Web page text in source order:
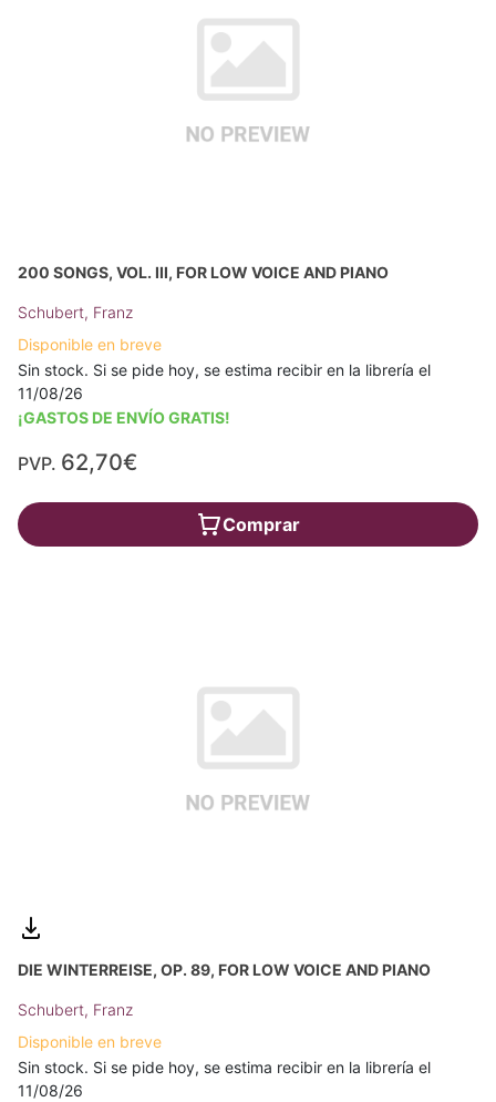
200 SONGS, VOL. III, FOR LOW VOICE AND PIANO
Schubert, Franz
Disponible en breve
Sin stock. Si se pide hoy, se estima recibir en la librería el
11/08/26
¡GASTOS DE ENVÍO GRATIS!
PVP. 62,70€
Comprar
DIE WINTERREISE, OP. 89, FOR LOW VOICE AND PIANO
Schubert, Franz
Disponible en breve
Sin stock. Si se pide hoy, se estima recibir en la librería el
11/08/26